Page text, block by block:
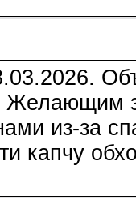
из-за
капчу